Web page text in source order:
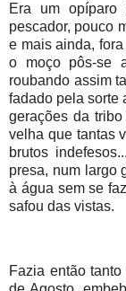
Era um
pescador, pouco
e mais ainda,
o moço pôs-se
roubando assim
fadado pela sorte
gerações da
velha que tantas
brutos
presa, num largo
à água sem se
safou das vistas.
Fazia então